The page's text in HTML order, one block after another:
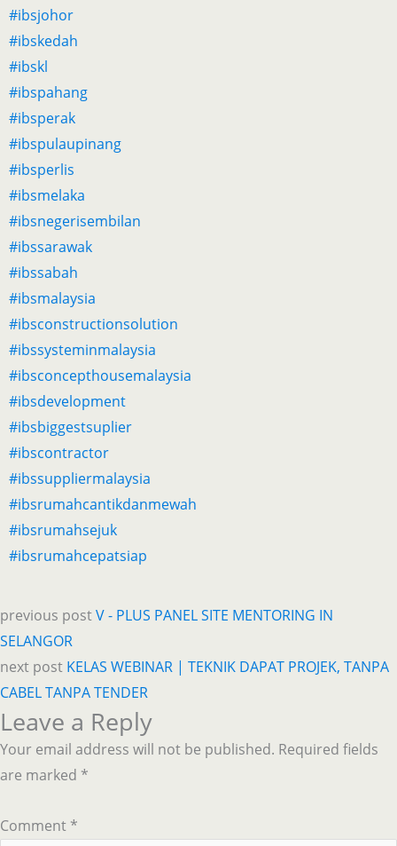
#ibsjohor
#ibskedah
#ibskl
#ibspahang
#ibsperak
#ibspulaupinang
#ibsperlis
#ibsmelaka
#ibsnegerisembilan
#ibssarawak
#ibssabah
#ibsmalaysia
#ibsconstructionsolution
#ibssysteminmalaysia
#ibsconcepthousemalaysia
#ibsdevelopment
#ibsbiggestsuplier
#ibscontractor
#ibssuppliermalaysia
#ibsrumahcantikdanmewah
#ibsrumahsejuk
#ibsrumahcepatsiap
previous postV - PLUS PANEL SITE MENTORING IN
SELANGOR
next post KELAS WEBINAR | TEKNIK DAPAT PROJEK, TANPA
CABEL TANPA TENDER
Leave a Reply
Your email address will not be published. Required fields
are marked *
Comment *